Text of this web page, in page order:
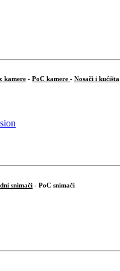
kamere - PoC kamere - Nosači i kućišta
snimači - PoC snimači